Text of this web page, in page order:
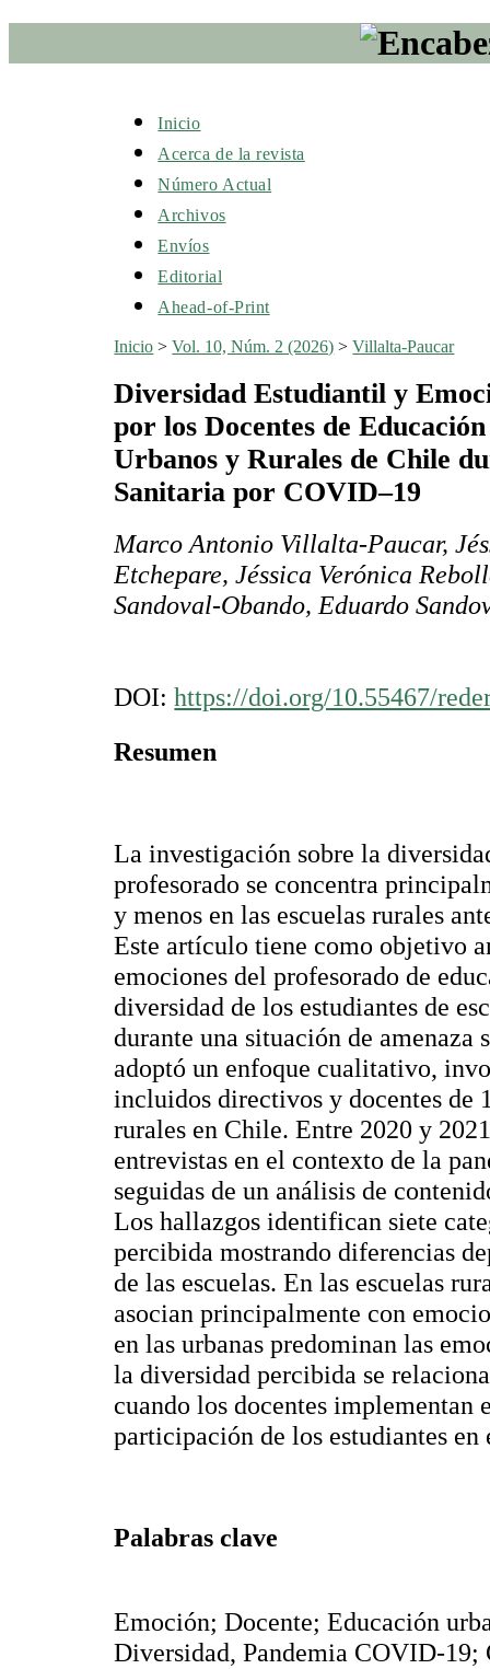
Inicio
Acerca de la revista
Número Actual
Archivos
Envíos
Editorial
Ahead-of-Print
Inicio >Vol. 10, Núm. 2 (2026) >Villalta-Paucar
Diversidad Estudiantil y
por los Docentes de
Urbanos y Rurales de Chile
Sanitaria por COVID–19
Marco Antonio Villalta-Paucar,
Etchepare, Jéssica Verónica
Sandoval-Obando, Eduardo
DOI:https://doi.org/10.55467/
Resumen
La investigación sobre la
profesorado se concentra
y menos en las escuelas rurales
Este artículo tiene como objetivo
emociones del profesorado de
diversidad de los estudiantes de
durante una situación de amenaza
adoptó un enfoque cualitativo,
incluidos directivos y docentes de
rurales en Chile. Entre 2020 y
entrevistas en el contexto de la
seguidas de un análisis de
Los hallazgos identifican siete
percibida mostrando diferencias
de las escuelas. En las escuelas
asocian principalmente con
en las urbanas predominan las
la diversidad percibida se
cuando los docentes implementan
participación de los estudiantes en
Palabras clave
Emoción; Docente; Educación
Diversidad, Pandemia COVID-19;